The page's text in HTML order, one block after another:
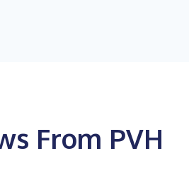
From PVH